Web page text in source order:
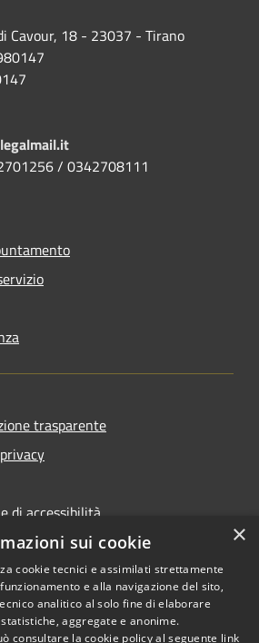
Cavour, 18 - 23037 - Tirano
/ 0342708111
trasparente
di accessibilità
Copyright © 2026 • Comune di
×
sui cookie
cookie tecnici e assimilati strettamente
e alla navigazione del sito,
analitico al solo fine di elaborare
aggregate e anonime.
consultare la cookie policy al seguente link